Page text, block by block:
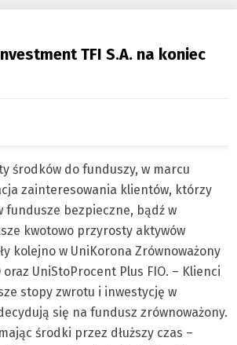
TFI S.A. na koniec
środków do funduszy, w marcu
zainteresowania klientów, którzy
fundusze bezpieczne, bądź w
kwotowo przyrosty aktywów
kolejno w UniKorona Zrównoważony
oraz UniStoProcent Plus FIO. – Klienci
stopy zwrotu i inwestycję w
się na fundusz zrównoważony.
środki przez dłuższy czas –